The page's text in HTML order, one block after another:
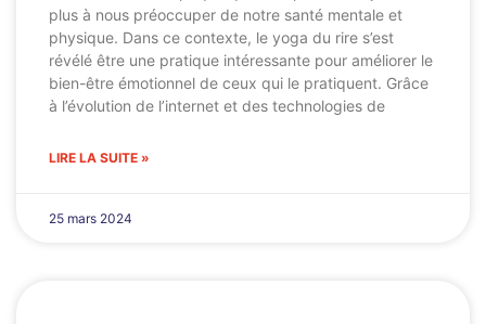
plus à nous préoccuper de notre santé mentale et
physique. Dans ce contexte, le yoga du rire s’est
révélé être une pratique intéressante pour améliorer le
bien-être émotionnel de ceux qui le pratiquent. Grâce
à l’évolution de l’internet et des technologies de
LIRE LA SUITE »
25 mars 2024